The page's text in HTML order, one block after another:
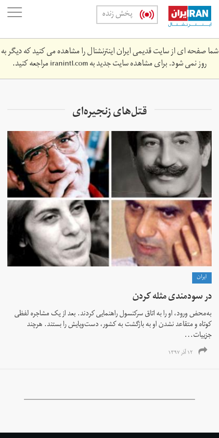
Skip
main
content
پخش زنده
شما صفحه ای از سایت قدیمی ایران اینترنشنال را مشاهده می کنید که دیگر به
روز نمی شود. برای مشاهده سایت جدید بهiranintl.comمراجعه کنید.
قتل‌های زنجیره‌‌ای
ايران
در سودمندی مثله کردن
به‌محض ورود، او را به اتاق سرکنسول راهنمایی کردند. بعد از یک مشاجره لفظی
کوتاه و متقاعد نشدن او به بازگشت به کشور، دست‌و‌پایش را بستند. هرچند
جزییات...
۱۲ آذر ۱۳۹۷